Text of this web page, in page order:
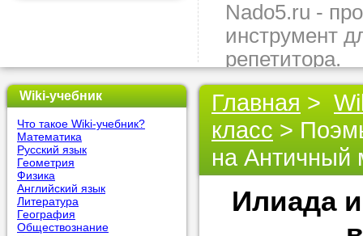
Nado5.ru -
инструмент
репетитора.
Здесь вы
подходящего
быстро,
бесплатно.
Оставьте
позвоните
Wiki-учебник
Что такое Wiki-учебник?
Математика
Русский язык
Геометрия
Физика
Английский язык
Литература
География
Обществознание
Главная >
класс >
на Античный
Илиада